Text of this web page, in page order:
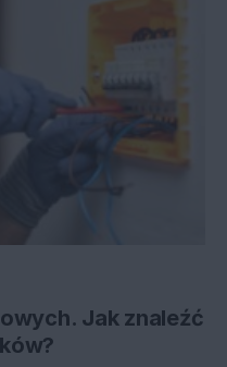
Jak znaleźć